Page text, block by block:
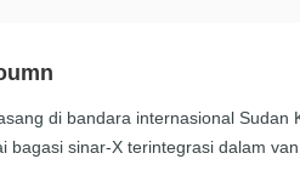
di bandara internasional Sudan
bagasi sinar-X terintegrasi dalam